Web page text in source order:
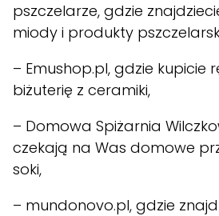
pszczelarze, gdzie
miody i produkty
– Emushop.pl, gdzie kupicie
biżuterię z ceramiki,
– Domowa Spiżarnia
czekają na Was domowe
soki,
– mundonovo.pl, gdzie